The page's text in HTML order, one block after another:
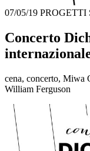
07/05/19 PROGETTI
Concerto
cena, concerto, Miwa
William Ferguson